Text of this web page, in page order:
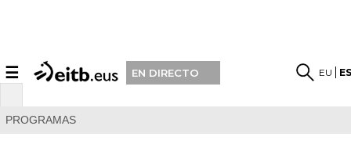
☰ EN DIRECTO EU
PROGRAMAS